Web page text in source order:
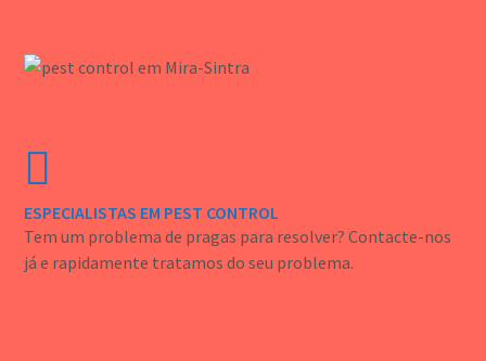
ESPECIALISTAS EM PEST CONTROL
Tem um problema de pragas para resolver? Contacte-nos
já e rapidamente tratamos do seu problema.